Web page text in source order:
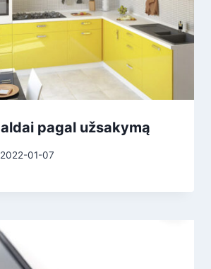
pagal užsakymą
2022-01-07